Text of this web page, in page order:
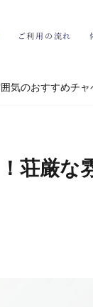
ご利用の流れ
気のおすすめチャ
荘厳